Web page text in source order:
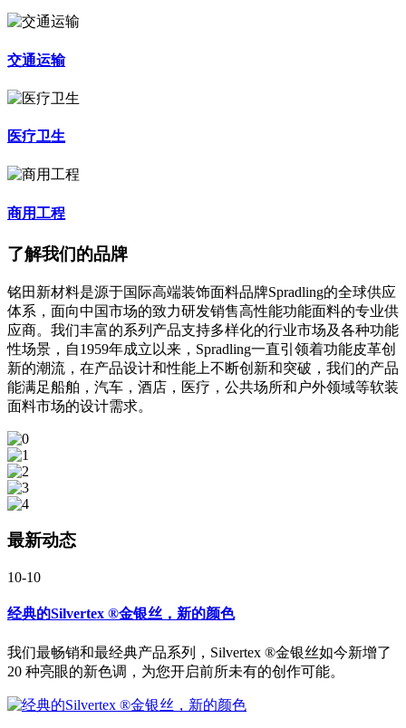
交通运输
医疗卫生
商用工程
了解我们的品牌
铭田新材料是源于国际高端装饰面料品牌Spradling的全球供应
体系，面向中国市场的致力研发销售高性能功能面料的专业供
应商。我们丰富的系列产品支持多样化的行业市场及各种功能
性场景，自1959年成立以来，Spradling一直引领着功能皮革创
新的潮流，在产品设计和性能上不断创新和突破，我们的产品
能满足船舶，汽车，酒店，医疗，公共场所和户外领域等软装
面料市场的设计需求。
最新动态
10-10
经典的Silvertex ®金银丝，新的颜色
我们最畅销和最经典产品系列，Silvertex ®金银丝如今新增了
20 种亮眼的新色调，为您开启前所未有的创作可能。